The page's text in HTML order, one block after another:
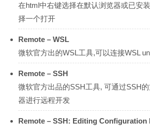
在html中右键选择在默认浏览器或已安
择一个打开
Remote – WSL
微软官方出的WSL工具,可以连接WSL
Remote – SSH
微软官方出品的SSH工具, 可通过SSH
器进行远程开发
Remote – SSH: Editing Configuration